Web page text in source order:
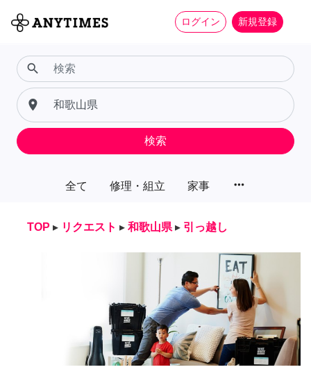
ログイン 新規登録
全て 修理・組立 家事 more_horiz
search
place
検索
TOP ▸ リクエスト ▸ 和歌山県 ▸ 引っ越し